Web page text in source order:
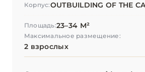
Корпус:OUTBUILDING OF THE
Площадь:23–34 М²
Максимальное размещение:
2 взрослых